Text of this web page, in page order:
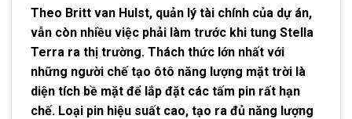
Theo Britt van Hulst, quản lý tài chính của dự án,
vẫn còn nhiều việc phải làm trước khi tung Stella
Terra ra thị trường. Thách thức lớn nhất với
những người chế tạo ôtô năng lượng mặt trời là
diện tích bề mặt để lắp đặt các tấm pin rất hạn
chế. Loại pin hiệu suất cao, tạo ra đủ năng lượng